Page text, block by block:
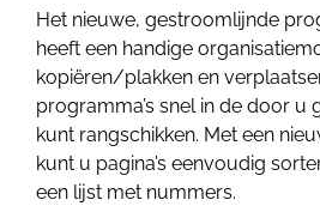
Het nieuwe, gestroomlijnde
heeft een handige
kopiëren/plakken en
programma’s snel in de door u
kunt rangschikken. Met een
kunt u pagina’s eenvoudig
een lijst met nummers.